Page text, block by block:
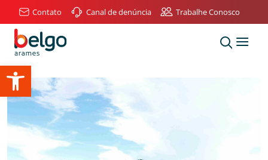
Abrir a barra de ferramentas
Contato Canal de denúncia Trabalhe Conosco